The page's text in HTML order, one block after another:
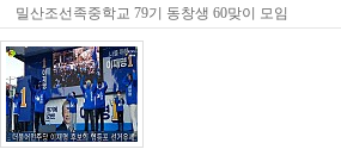
후
18
모
아
비
아
탑-
밀산조선족중학교 79기 동창생 60맞이 모임